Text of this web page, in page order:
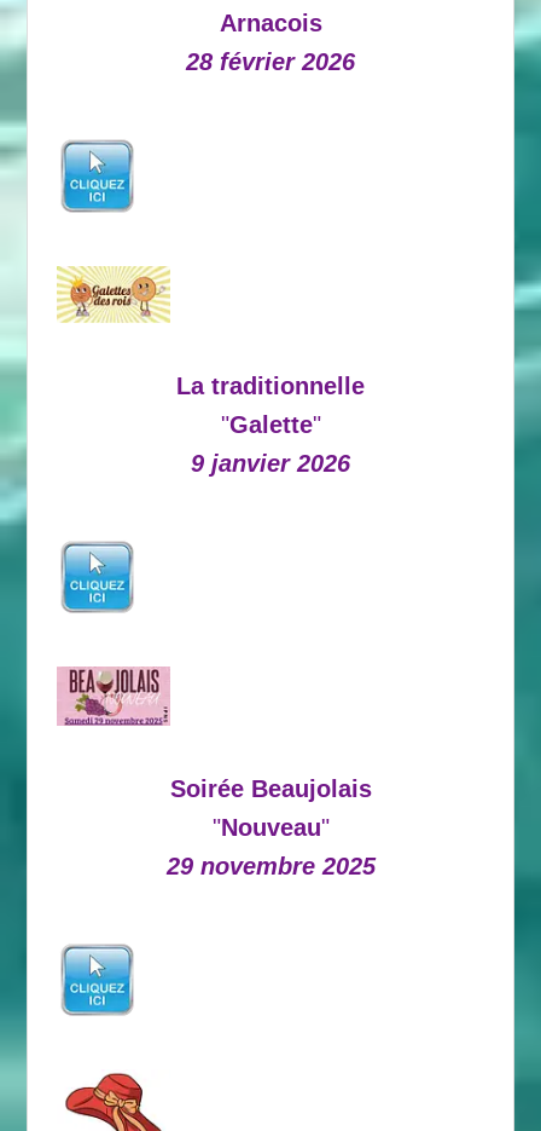
Arnacois
28 février 2026
La traditionnelle
"Galette"
9 janvier 2026
Soirée Beaujolais
"Nouveau"
29 novembre 2025